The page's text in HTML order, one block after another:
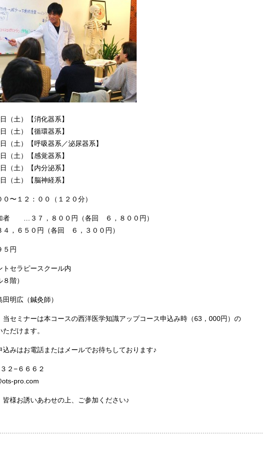
（土）【消化器系】
（土）【循環器系】
土）【呼吸器系／泌尿器系】
（土）【感覚器系】
（土）【内分泌系】
土）【脳神経系】
１２：００（１２０分）
…３７，８００円（各回 ６，８００円）
，６５０円（各回 ６，３００円）
円
セラピースクール内
階）
広（鍼灸師）
セミナーは本コースの西洋医学知識アップコース申込み時（63，000円）の
だけます。
込みはお電話またはメールでお待ちしております♪
２−６６６２
pro.com
皆様お誘いあわせの上、ご参加ください♪